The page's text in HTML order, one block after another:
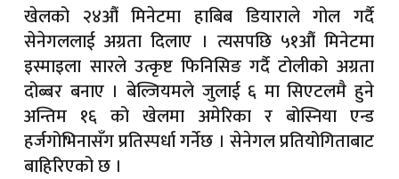
खेलको २४औं मिनेटमा हाबिब डियाराले गोल गर्दै
सेनेगललाई अग्रता दिलाए । त्यसपछि ५१औं मिनेटमा
इस्माइला सारले उत्कृष्ट फिनिसिङ गर्दै टोलीको अग्रता
दोब्बर बनाए । बेल्जियमले जुलाई ६ मा सिएटलमै हुने
अन्तिम १६ को खेलमा अमेरिका र बोस्निया एन्ड
हर्जगोभिनासँग प्रतिस्पर्धा गर्नेछ । सेनेगल प्रतियोगिताबाट
बाहिरिएको छ ।